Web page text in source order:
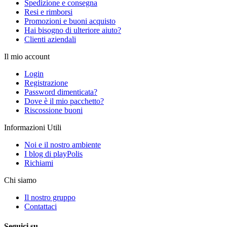
Spedizione e consegna
Resi e rimborsi
Promozioni e buoni acquisto
Hai bisogno di ulteriore aiuto?
Clienti aziendali
Il mio account
Login
Registrazione
Password dimenticata?
Dove è il mio pacchetto?
Riscossione buoni
Informazioni Utili
Noi e il nostro ambiente
I blog di playPolis
Richiami
Chi siamo
Il nostro gruppo
Contattaci